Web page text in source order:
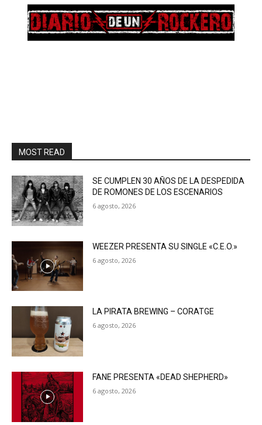
MOST READ
SE CUMPLEN 30 AÑOS DE LA DESPEDIDA
DE ROMONES DE LOS ESCENARIOS
6 agosto, 2026
WEEZER PRESENTA SU SINGLE «C.E.O.»
6 agosto, 2026
LA PIRATA BREWING – CORATGE
6 agosto, 2026
FANE PRESENTA «DEAD SHEPHERD»
6 agosto, 2026